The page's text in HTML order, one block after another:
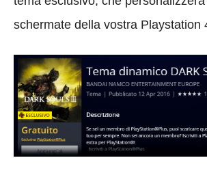
schermate della vostra Playstation